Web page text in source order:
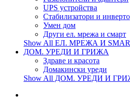
UPS устройства
Стабилизатори и
Умен дом
Други ел. мрежа и смарт
Show All ЕЛ. МРЕЖА И
ДОМ. УРЕДИ И ГРИЖА
Здраве и красота
Домакински уреди
Show All ДОМ. УРЕДИ И